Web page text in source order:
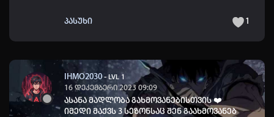
პასუხი 1
IHMO2030- LVL 1
16 დეკემბერი 2023 09:09
ასანა მადლობა გახმოვანებისთვის ❤️
იმედი მაქვს 3 სეზონსაც შენ გაახმოვანებ